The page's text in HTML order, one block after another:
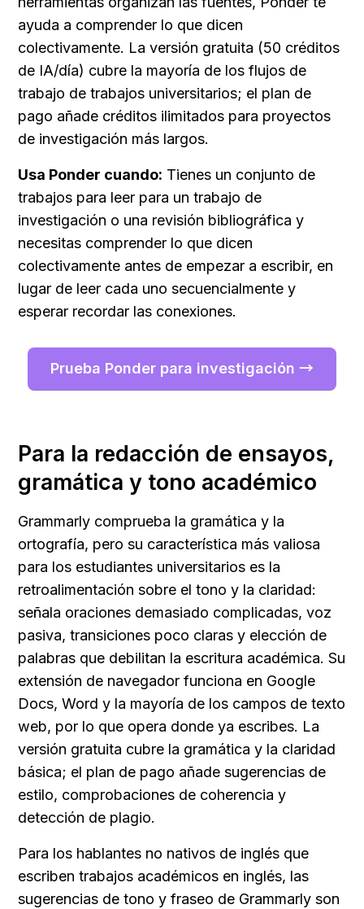
ayuda a comprender lo que dicen
colectivamente. La versión gratuita (50 créditos
de IA/día) cubre la mayoría de los flujos de
trabajo de trabajos universitarios; el plan de
pago añade créditos ilimitados para proyectos
de investigación más largos.
Usa Ponder cuando: Tienes un conjunto de
trabajos para leer para un trabajo de
investigación o una revisión bibliográfica y
necesitas comprender lo que dicen
colectivamente antes de empezar a escribir, en
lugar de leer cada uno secuencialmente y
esperar recordar las conexiones.
Prueba Ponder para investigación →
Para la redacción de ensayos,
gramática y tono académico
Grammarly comprueba la gramática y la
ortografía, pero su característica más valiosa
para los estudiantes universitarios es la
retroalimentación sobre el tono y la claridad:
señala oraciones demasiado complicadas, voz
pasiva, transiciones poco claras y elección de
palabras que debilitan la escritura académica. Su
extensión de navegador funciona en Google
Docs, Word y la mayoría de los campos de texto
web, por lo que opera donde ya escribes. La
versión gratuita cubre la gramática y la claridad
básica; el plan de pago añade sugerencias de
estilo, comprobaciones de coherencia y
detección de plagio.
Para los hablantes no nativos de inglés que
escriben trabajos académicos en inglés, las
sugerencias de tono y fraseo de Grammarly son